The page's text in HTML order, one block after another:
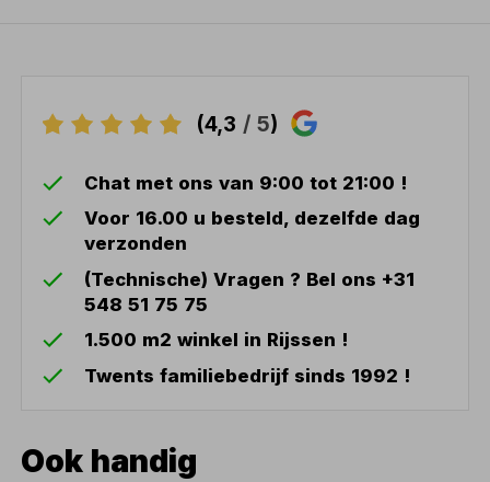
(4,3 / 5)
Chat met ons van 9:00 tot 21:00 !
Voor 16.00 u besteld, dezelfde dag
verzonden
(Technische) Vragen ? Bel ons +31
548 51 75 75
1.500 m2 winkel in Rijssen !
Twents familiebedrijf sinds 1992 !
Ook handig